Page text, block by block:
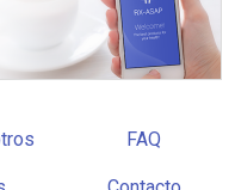
FAQ